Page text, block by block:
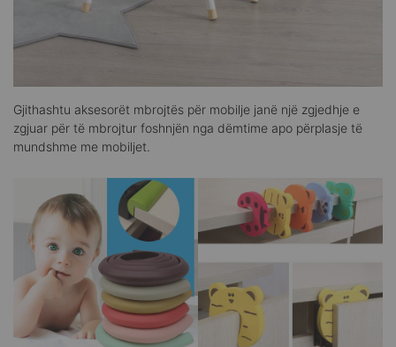
Gjithashtu aksesorët mbrojtës për mobilje janë një zgjedhje e
zgjuar për të mbrojtur foshnjën nga dëmtime apo përplasje të
mundshme me mobiljet.